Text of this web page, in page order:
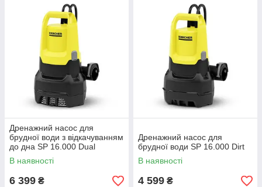
Дренажний насос для
брудної води з відкачуванням
до дна SP 16.000 Dual
В наявності
6 399 ₴
Дренажний насос для
брудної води SP 16.000 Dirt
В наявності
4 599 ₴